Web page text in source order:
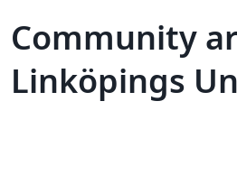
Community
Linköpings